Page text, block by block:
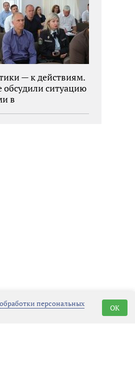
— к действиям.
обсудили ситуацию
в
обработки персональных
OK